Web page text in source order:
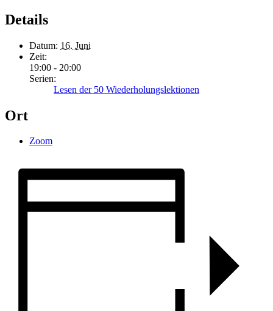
Details
Datum: 16. Juni
Zeit:
19:00 - 20:00
Serien:
Lesen der 50 Wiederholungslektionen
Ort
Zoom